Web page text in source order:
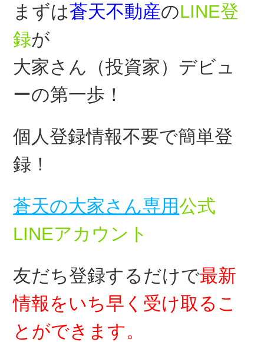
まずは蒼天不動産のLINE登
録が
大家さん（投資家）デビュ
ーの第一歩！
個人登録情報不要で簡単登
録！
蒼天の大家さん専用公式
LINEアカウント
友だち登録するだけで最新
情報をいち早く受け取るこ
とができます。